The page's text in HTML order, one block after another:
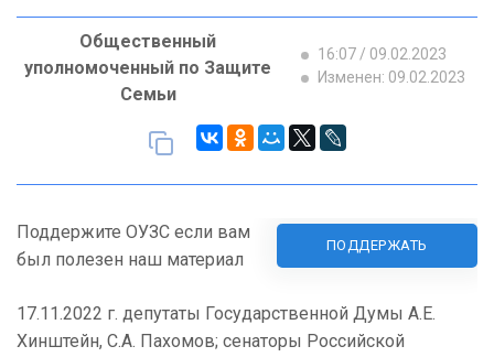
Общественный
уполномоченный по Защите
Семьи
16:07 / 09.02.2023
Изменен: 09.02.2023
Поддержите ОУЗС если вам
был полезен наш материал
ПОДДЕРЖАТЬ
17.11.2022 г. депутаты Государственной Думы А.Е.
Хинштейн, С.А. Пахомов; сенаторы Российской